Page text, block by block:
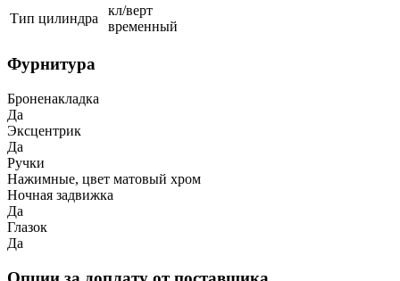
Тип цилиндра
кл/верт
временный
Фурнитура
Броненакладка
Да
Эксцентрик
Да
Ручки
Нажимные, цвет матовый хром
Ночная задвижка
Да
Глазок
Да